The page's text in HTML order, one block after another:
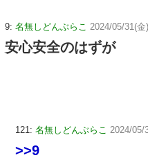
9: 名無しどんぶらこ 2024/05/31(
安心安全のはずが
121: 名無しどんぶらこ 2024/05/
>>9